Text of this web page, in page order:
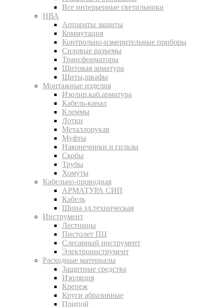
Все интерьерные светильники
НВА
Аппараты защиты
Коммутация
Контрольно-измерительные приборы
Силовые разъемы
Трансформаторы
Щитовая арматура
Щиты,шкафы
Монтажные изделия
Изолир.каб.арматура
Кабель-канал
Клеммы
Лотки
Металлорукав
Муфты
Наконечники и гильзы
Скобы
Трубы
Хомуты
Кабельно-проводная
АРМАТУРА СИП
Кабель
Шина эл.техническая
Инструмент
Лестницы
Пистолет ПЦ
Слесарный инструмент
Электроинструмент
Расходные материалы
Защитные средства
Изоляция
Крепеж
Круги абразивные
Припой